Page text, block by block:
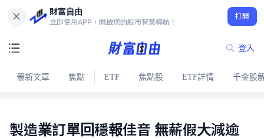
財富自由
立即使用APP，開啟您的股市智慧導航！
打開
登入
最新文章 焦點 ETF 焦點股 ETF詳情 千金股
製造業訂單回穩報佳音 無薪假大減逾